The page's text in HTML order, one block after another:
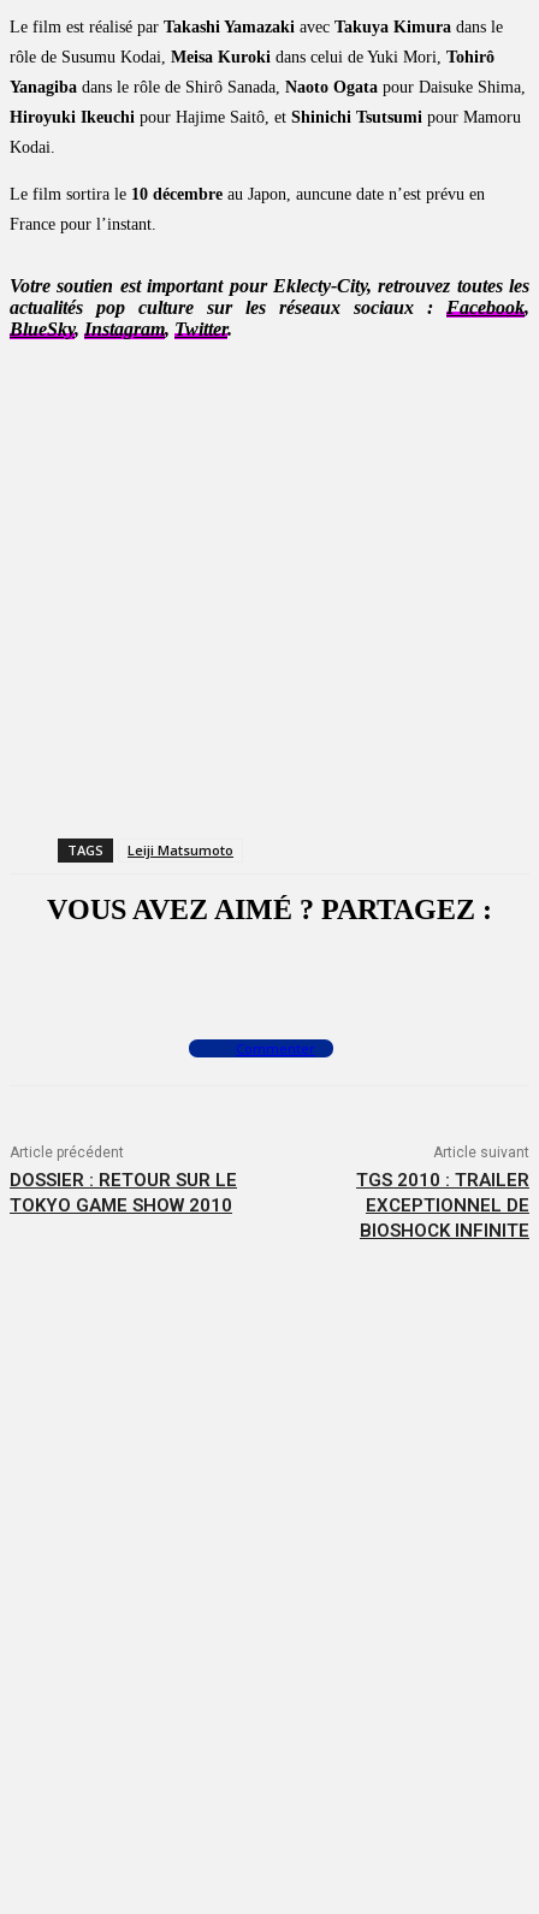
Le film est réalisé par Takashi Yamazaki avec Takuya Kimura dans le
rôle de Susumu Kodai, Meisa Kuroki dans celui de Yuki Mori, Tohirô
Yanagiba dans le rôle de Shirô Sanada, Naoto Ogata pour Daisuke Shima,
Hiroyuki Ikeuchi pour Hajime Saitô, et Shinichi Tsutsumi pour Mamoru
Kodai.
Le film sortira le 10 décembre au Japon, auncune date n’est prévu en
France pour l’instant.
Votre soutien est important pour Eklecty-City, retrouvez toutes les
actualités pop culture sur les réseaux sociaux : Facebook,
BlueSky, Instagram, Twitter.
TAGS Leiji Matsumoto
VOUS AVEZ AIMÉ ? PARTAGEZ :
Commenter
Article précédent
DOSSIER : RETOUR SUR LE
TOKYO GAME SHOW 2010
Article suivant
TGS 2010 : TRAILER
EXCEPTIONNEL DE
BIOSHOCK INFINITE